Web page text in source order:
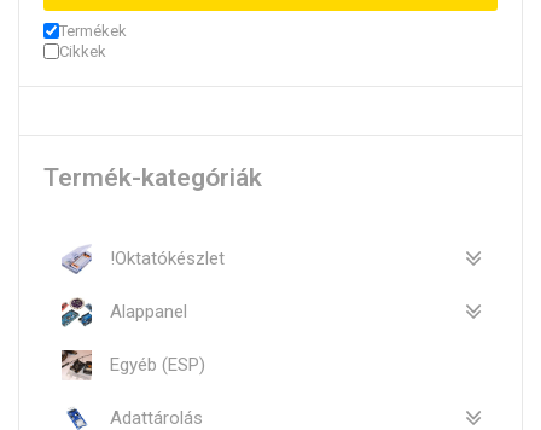
Termékek
Cikkek
Termék-kategóriák
!Oktatókészlet
Alappanel
Egyéb (ESP)
Adattárolás